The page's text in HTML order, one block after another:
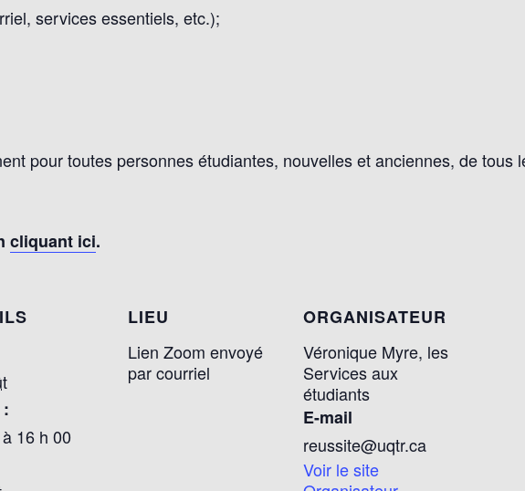
services essentiels, etc.);
pour toutes personnes étudiantes, nouvelles et anciennes, de tous
cliquant ici.
16 h 00
LIEU
Lien Zoom envoyé
par courriel
ORGANISATEUR
Véronique Myre, les
Services aux
étudiants
E-mail
reussite@uqtr.ca
Voir le site